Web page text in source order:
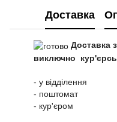
Доставка
Доставка
виключно
- у відділення
- поштомат
- кур'єром